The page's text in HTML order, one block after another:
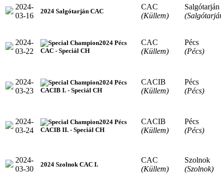
2024-
03-16
2024 Salgótarján CAC
CAC
(Küllem)
Salgótarján
2024-
03-22
2024 Pécs
CAC - Speciál CH
CAC
(Küllem)
Pécs
(Pécs)
2024-
03-23
2024 Pécs
CACIB I. - Speciál CH
CACIB
(Küllem)
Pécs
(Pécs)
2024-
03-24
2024 Pécs
CACIB II. - Speciál CH
CACIB
(Küllem)
Pécs
(Pécs)
2024-
03-30
2024 Szolnok CAC I.
CAC
(Küllem)
Szolnok
(Szolnok)